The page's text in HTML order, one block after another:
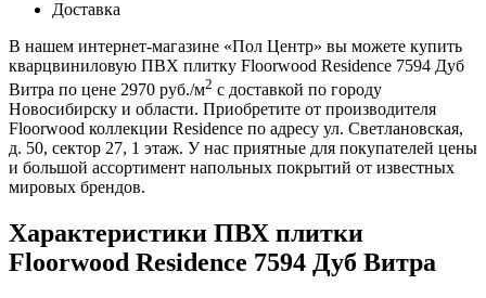
Доставка
В нашем интернет-магазине «Пол Центр» вы можете купить
кварцвиниловую ПВХ плитку Floorwood Residence 7594 Дуб
Витра по цене 2970 руб./м2 с доставкой по городу
Новосибирску и области. Приобретите от производителя
Floorwood коллекции Residence по адресу ул. Светлановская,
д. 50, сектор 27, 1 этаж. У нас приятные для покупателей цены
и большой ассортимент напольных покрытий от известных
мировых брендов.
Характеристики ПВХ плитки
Floorwood Residence 7594 Дуб Витра